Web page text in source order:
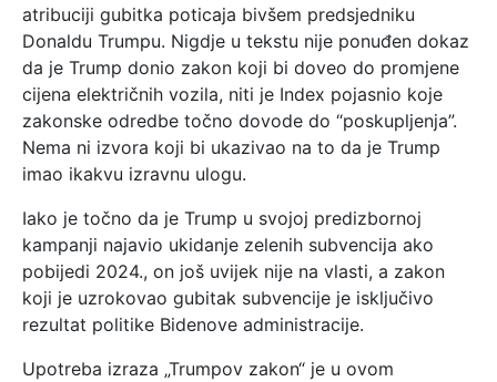
atribuciji gubitka poticaja bivšem predsjedniku
Donaldu Trumpu. Nigdje u tekstu nije ponuđen dokaz
da je Trump donio zakon koji bi doveo do promjene
cijena električnih vozila, niti je Index pojasnio koje
zakonske odredbe točno dovode do “poskupljenja”.
Nema ni izvora koji bi ukazivao na to da je Trump
imao ikakvu izravnu ulogu.
Iako je točno da je Trump u svojoj predizbornoj
kampanji najavio ukidanje zelenih subvencija ako
pobijedi 2024., on još uvijek nije na vlasti, a zakon
koji je uzrokovao gubitak subvencije je isključivo
rezultat politike Bidenove administracije.
Upotreba izraza „Trumpov zakon“ je u ovom